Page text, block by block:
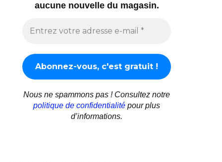
aucune nouvelle du magasin.
Nous ne spammons pas ! Consultez notre
politique de confidentialité pour plus
d’informations.